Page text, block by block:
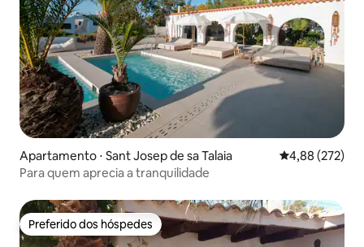
Apartamento ⋅ Sant Josep de sa Talaia 4,88 de uma
4,88 (272)
Para quem aprecia a tranquilidade
Preferido dos hóspedes
Preferido dos hóspedes